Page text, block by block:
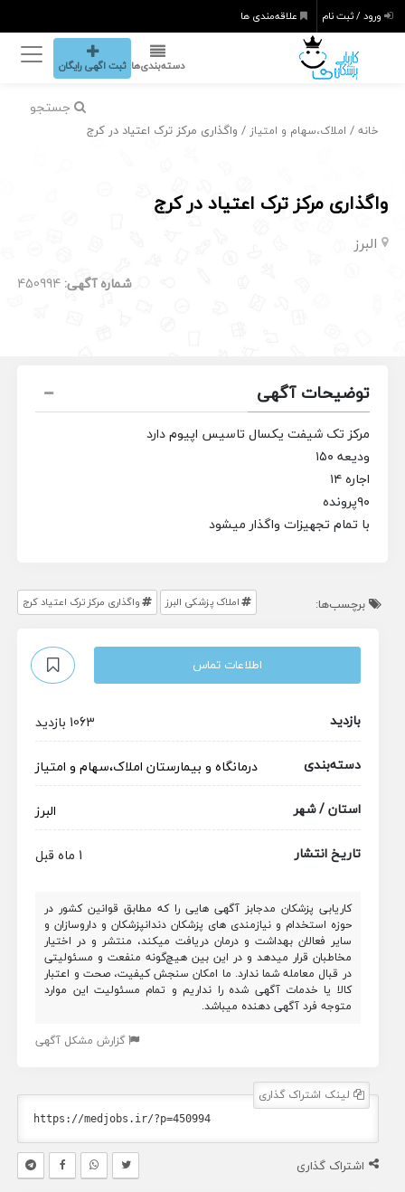
ورود / ثبت نام علاقه‌مندی ها
دسته‌بندی‌ها ثبت اگهی رایگان
جستجو
خانه / املاک،سهام و امتیاز / واگذاری مرکز ترک اعتیاد در کرج
واگذاری مرکز ترک اعتیاد در کرج
البرز
شماره آگهی: 450994
توضیحات آگهی
مرکز تک شیفت یکسال تاسیس اپیوم دارد
ودیعه ۱۵۰
اجاره ۱۴
۹۰پرونده
با تمام تجهیزات واگذار میشود
برچسب‌ها: املاک پزشکی البرز واگذاری مرکز ترک اعتیاد کرج
اطلاعات تماس
بازدید
1063 بازدید
دسته‌بندی
درمانگاه و بیمارستان املاک،سهام و امتیاز
استان / شهر
البرز
تاریخ انتشار
1 ماه قبل
کاریابی پزشکان مدجابز آگهی هایی را که مطابق قوانین کشور در
حوزه استخدام و نیازمندی های پزشکان دندانپزشکان و داروسازان و
سایر فعالان بهداشت و درمان دریافت میکند، منتشر و در اختیار
مخاطبان قرار میدهد و در این بین هیچ‌گونه منفعت و مسئولیتی
در قبال معامله شما ندارد. ما امکان سنجش کیفیت، صحت و اعتبار
کالا یا خدمات آگهی شده را نداریم و تمام مسئولیت این موارد
متوجه فرد آگهی دهنده میباشد.
گزارش مشکل آگهی
لینک اشتراک گذاری
اشتراک گذاری